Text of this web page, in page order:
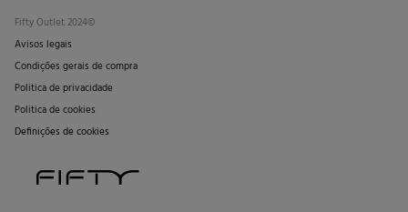
Fifty Outlet 2024©
Avisos legais
Condições gerais de compra
Politica de privacidade
Politica de cookies
Definições de cookies